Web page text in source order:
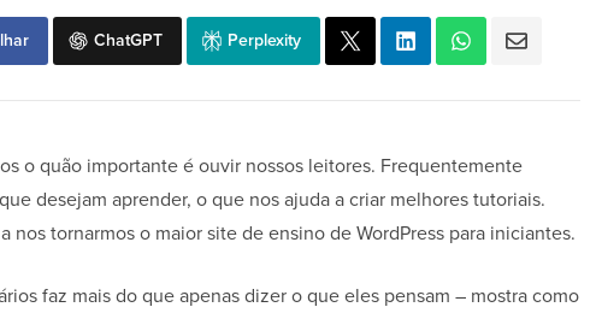
ChatGPT Perplexity
o quão importante é ouvir nossos leitores. Frequentemente
desejam aprender, o que nos ajuda a criar melhores tutoriais.
nos tornarmos o maior site de ensino de WordPress para iniciantes.
faz mais do que apenas dizer o que eles pensam – mostra como